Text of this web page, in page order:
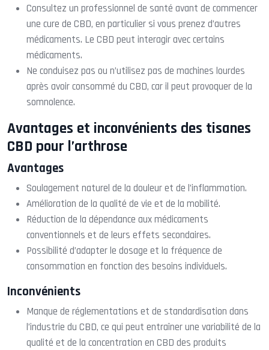
Consultez un professionnel de santé avant de commencer
une cure de CBD, en particulier si vous prenez d’autres
médicaments. Le CBD peut interagir avec certains
médicaments.
Ne conduisez pas ou n’utilisez pas de machines lourdes
après avoir consommé du CBD, car il peut provoquer de la
somnolence.
Avantages et inconvénients des tisanes
CBD pour l’arthrose
Avantages
Soulagement naturel de la douleur et de l’inflammation.
Amélioration de la qualité de vie et de la mobilité.
Réduction de la dépendance aux médicaments
conventionnels et de leurs effets secondaires.
Possibilité d’adapter le dosage et la fréquence de
consommation en fonction des besoins individuels.
Inconvénients
Manque de réglementations et de standardisation dans
l’industrie du CBD, ce qui peut entraîner une variabilité de la
qualité et de la concentration en CBD des produits